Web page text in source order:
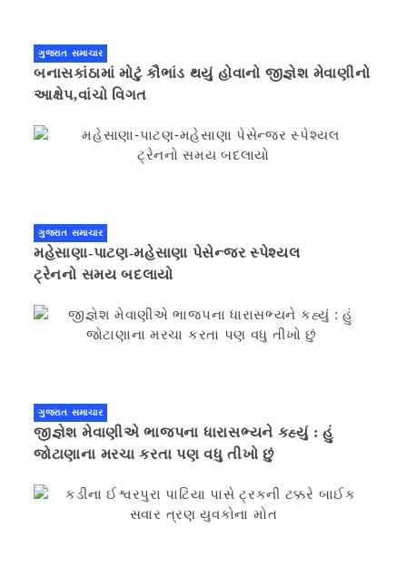
ગુજરાત સમાચાર
બનાસકાંઠામાં મોટું કૌભાંડ થયું હોવાનો જીજ્ઞેશ મેવાણીનો
આક્ષેપ,વાંચો વિગત
ગુજરાત સમાચાર
મહેસાણા-પાટણ-મહેસાણા પેસેન્જર સ્પેશ્યલ
ટ્રેનનો સમય બદલાયો
ગુજરાત સમાચાર
જીજ્ઞેશ મેવાણીએ ભાજપના ધારાસભ્યને કહ્યું : હું
જોટાણાના મરચા કરતા પણ વધુ તીખો છું